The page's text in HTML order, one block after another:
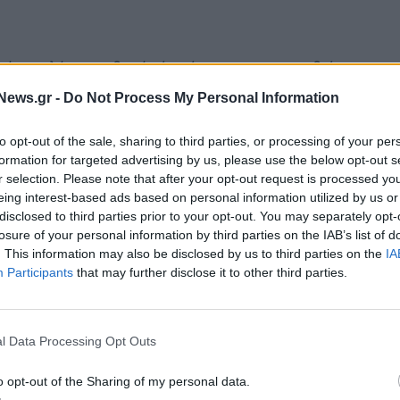
- Do Not Process My Personal Information
opt-out of the sale, sharing to third parties, or processing of your
for targeted advertising by us, please use the below opt-out
selection. Please note that after your opt-out request is processed
interest-based ads based on personal information utilized by us
to third parties prior to your opt-out. You may separately
of your personal information by third parties on the IAB’s list of
This information may also be disclosed by us to third parties on the
Participants that may further disclose it to other third parties.
Data Processing Opt Outs
opt-out of the Sharing of my personal data.
εντολή για καθαρή νίκη ώστε να συγκροτηθεί
των εκλογών. Χαρακτήρισε απολύτως εφικτό
με 151.
Ελλάδα» στον ΑΝΤ1, ο κ. Τσίπρας είπε
Είπε ότι σύμφωνα με την έκθεση του
ΟΟΣΑ στη μείωση του εισοδήματος και η μόνη
μέσου πραγματικού μισθού 7,5%. «Κι όταν
ότι θα φέρεις 1.500 μισθό». Σχολίασε ότι ο κ.
με το ιδιωτικό χρέος» και ότι εντέλει
δεσμεύσεων του ΣΥΡΙΖΑ ΠΣ για αύξηση